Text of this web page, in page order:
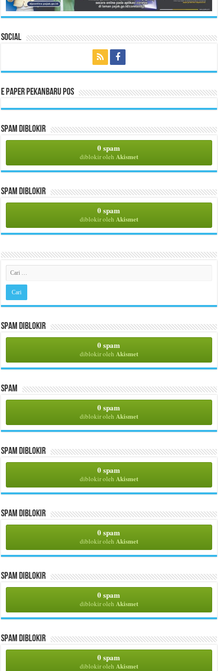
Social
E Paper Pekanbaru Pos
Spam Diblokir
0 spam
diblokir oleh Akismet
Spam Diblokir
0 spam
diblokir oleh Akismet
Spam Diblokir
0 spam
diblokir oleh Akismet
Spam
0 spam
diblokir oleh Akismet
Spam Diblokir
0 spam
diblokir oleh Akismet
Spam Diblokir
0 spam
diblokir oleh Akismet
Spam Diblokir
0 spam
diblokir oleh Akismet
Spam Diblokir
0 spam
diblokir oleh Akismet